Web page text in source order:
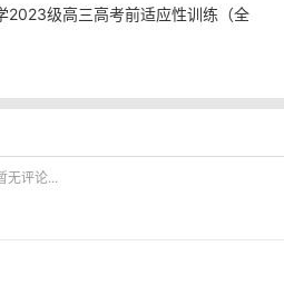
2023级高三高考前适应性训练（全
无评论...